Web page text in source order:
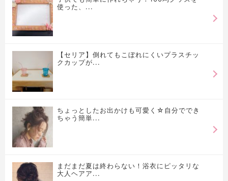
使った、...
【セリア】倒れてもこぼれにくいプラスチッ
クカップが...
ちょっとしたお出かけも可愛く☆自分ででき
ちゃう簡単...
まだまだ夏は終わらない！浴衣にピッタリな
大人ヘアア...